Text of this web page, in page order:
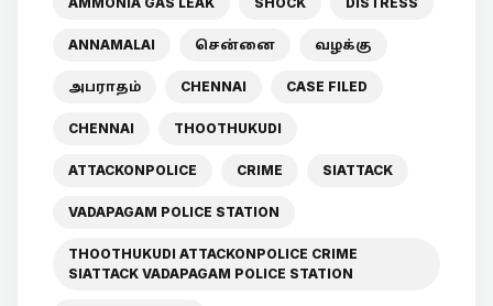
ANNAMALAI சென்னை வழக்கு
அபராதம் CHENNAI CASE FILED
CHENNAI THOOTHUKUDI
ATTACKONPOLICE CRIME SIATTACK
VADAPAGAM POLICE STATION
THOOTHUKUDI ATTACKONPOLICE CRIME
SIATTACK VADAPAGAM POLICE STATION